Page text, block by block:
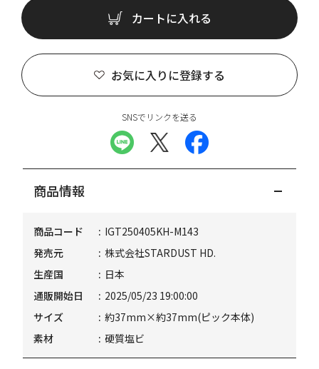
カートに入れる
お気に入りに登録する
SNSでリンクを送る
商品情報
商品コード
IGT250405KH-M143
発売元
株式会社STARDUST HD.
生産国
日本
通販開始日
2025/05/23 19:00:00
サイズ
約37mm×約37mm(ピック本体)
素材
硬質塩ビ